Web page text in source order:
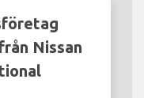
Nissan